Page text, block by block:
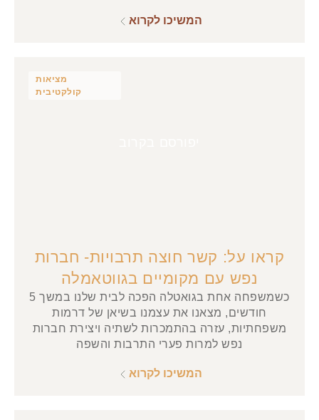
המשיכו לקרוא
קראו על: קשר חוצה תרבויות- חברות
נפש עם מקומיים בגווטאמלה
כשמשפחה אחת בגואטלה הפכה לבית שלנו במשך 5
חודשים, מצאנו את עצמנו בשיאן של דרמות
משפחתיות, עזרה בהתמכרות לשתיה ויצירת חברות
נפש למרות פערי התרבות והשפה
המשיכו לקרוא
מציאות
קולקטיבית